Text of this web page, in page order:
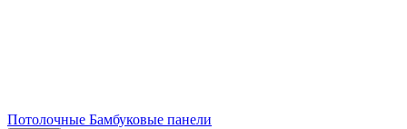
Потолочные Бамбуковые панели